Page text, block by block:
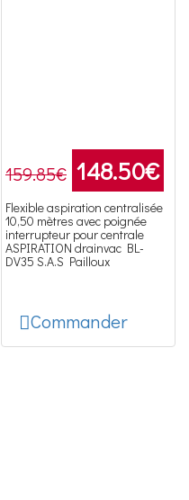
159.85€ 148.50€
Flexible aspiration centralisée
10,50 mètres avec poignée
interrupteur pour centrale
ASPIRATION drainvac BL-
DV35 S.A.S Pailloux
Commander